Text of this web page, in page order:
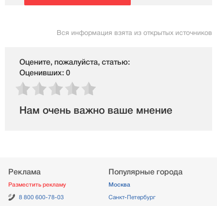
Вся информация взята из открытых источников
Оцените, пожалуйста, статью:
Оценивших: 0
Нам очень важно ваше мнение
Реклама
Разместить рекламу
8 800 600-78-03
Популярные города
Москва
Санкт-Петербург